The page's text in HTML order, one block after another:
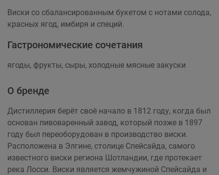
Виски со сбалансированным букетом с нотами солода,
красных ягод, имбиря и специй.
Гастрономические сочетания
ягоды, фрукты, сыры, холодные мясные закуски
О бренде
Дистиллерия берёт своё начало в 1812 году, когда был
основан пивоваренный завод, который позже в 1897
году был переоборудован в производство виски.
Расположена в Элгине, столице Спейсайда, самого
известного виски региона Шотландии, где протекает
река Лосси. Виски является жемчужиной Спейсайда и